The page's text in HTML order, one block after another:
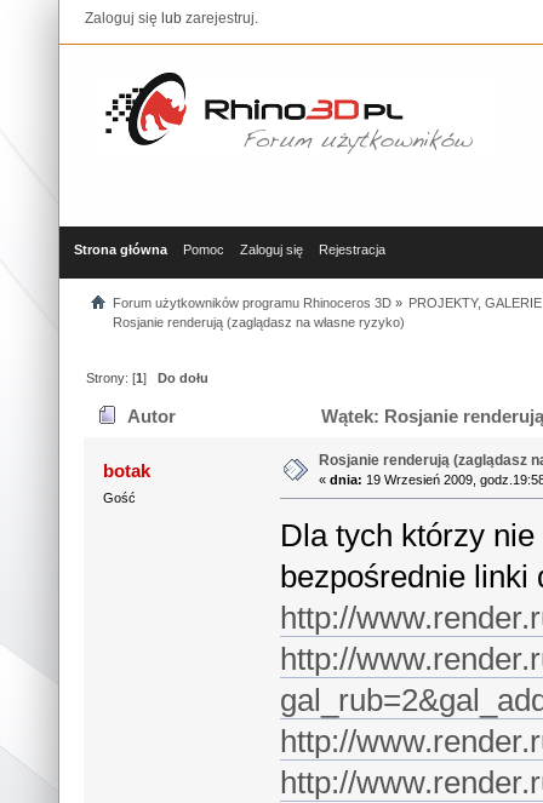
Zaloguj się lub zarejestruj.
Strona główna Pomoc Zaloguj się Rejestracja
Forum użytkowników programu Rhinoceros 3D» PROJEKTY,
Rosjanie renderują (zaglądasz na własne ryzyko)
Strony: [1]Do dołu
Autor Wątek: Rosjanie
botak
Gość
Rosjanie renderują (zaglądasz
«dnia: 19 Wrzesień 2009,
Dla tych którzy
bezpośrednie linki
http://
http://
http://
http://